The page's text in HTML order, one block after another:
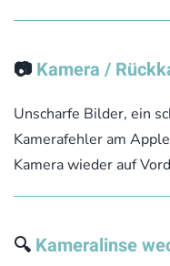
📷 Kamera /
Unscharfe Bilder, ein
Kamerafehler am
Kamera wieder auf
🔍 Kameralinse